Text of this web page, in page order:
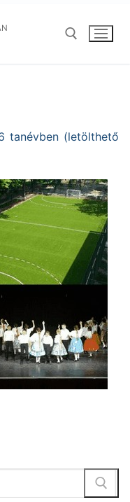
tanévben (letölthető